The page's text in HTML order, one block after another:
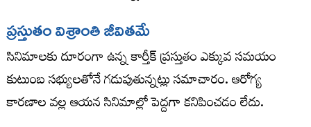
ప్రస్తుతం విశ్రాంతి జీవితమే
సినిమాలకు దూరంగా ఉన్న కార్తీక్ ప్రస్తుతం ఎక్కువ సమయం
కుటుంబ సభ్యులతోనే గడుపుతున్నట్లు సమాచారం. ఆరోగ్య
కారణాల వల్ల ఆయన సినిమాల్లో పెద్దగా కనిపించడం లేదు.